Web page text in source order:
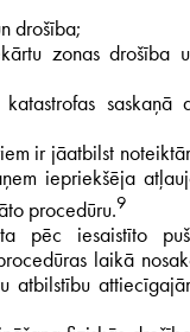
drošība;
zonas drošība
saskaņā
ir jāatbilst
iepriekšēja
procedūru.9
pēc iesaistīto
laikā
atbilstību